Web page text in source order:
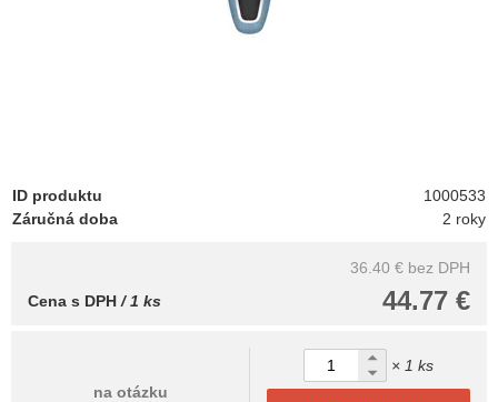
ID produktu
1000533
Záručná doba
2 roky
36.40 € bez DPH
44.77 €
Cena s DPH/ 1 ks
na otázku
× 1 ks